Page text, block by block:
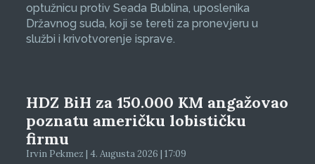
optužnicu protiv Seada Bublina, uposlenika
Državnog suda, koji se tereti za pronevjeru u
službi i krivotvorenje isprave.
HDZ BiH za 150.000 KM angažovao
poznatu američku lobističku
firmu
Irvin Pekmez | 4. Augusta 2026 | 17:09